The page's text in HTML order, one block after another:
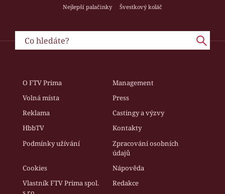
Nejlepší palačinky
Švestkový koláč
O FTV Prima
Management
Volná místa
Press
Reklama
Castingy a výzvy
HbbTV
Kontakty
Podmínky užívání
Zpracování osobních
údajů
Cookies
Nápověda
Vlastník FTV Prima spol.
Redakce